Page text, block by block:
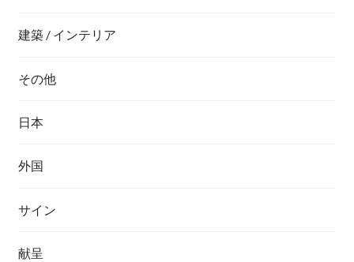
建築 / インテリア
その他
日本
外国
サイン
献呈